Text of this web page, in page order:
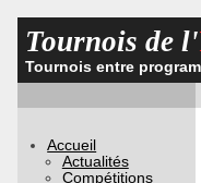
Tournois de l'
Tournois entre
Accueil
Actualités
Compétitions